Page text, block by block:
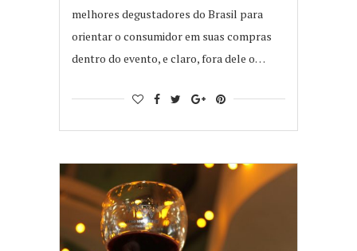
melhores degustadores do Brasil para
orientar o consumidor em suas compras
dentro do evento, e claro, fora dele o…